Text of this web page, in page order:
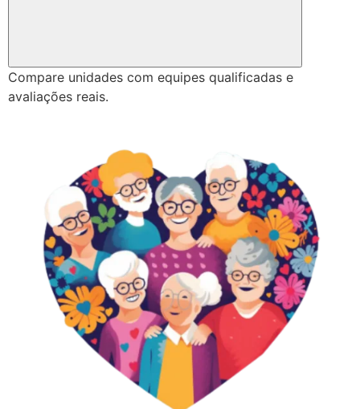
Compare unidades com equipes qualificadas e
avaliações reais.